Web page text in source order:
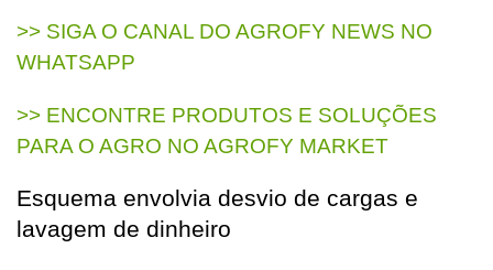
>> SIGA O CANAL DO AGROFY NEWS NO
WHATSAPP
>> ENCONTRE PRODUTOS E SOLUÇÕES
PARA O AGRO NO AGROFY MARKET
Esquema envolvia desvio de cargas e
lavagem de dinheiro